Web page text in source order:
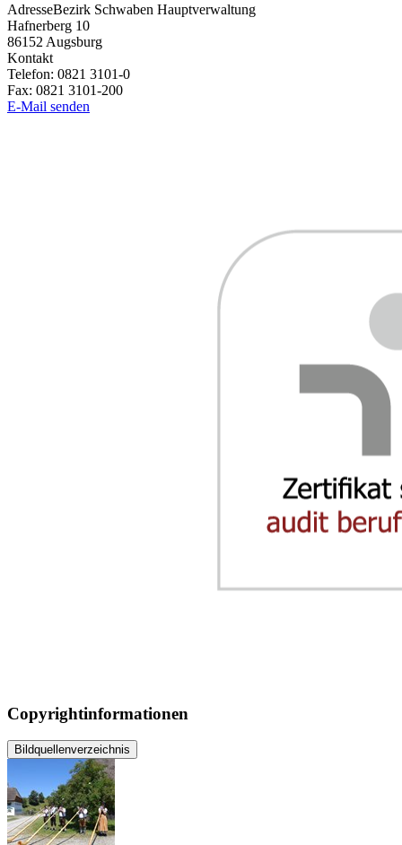
AdresseBezirk Schwaben Hauptverwaltung
Hafnerberg 10
86152 Augsburg
Kontakt
Telefon: 0821 3101-0
Fax: 0821 3101-200
E-Mail senden
Copyrightinformationen
Bildquellenverzeichnis